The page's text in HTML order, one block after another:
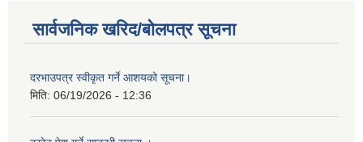
सार्वजनिक खरिद/बोलपत्र सूचना
दरभाउपत्र स्वीकृत गर्ने आशयको सूचना।
मिति: 06/19/2026 - 12:36